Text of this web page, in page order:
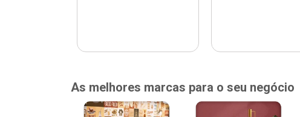
As melhores marcas para o seu negócio